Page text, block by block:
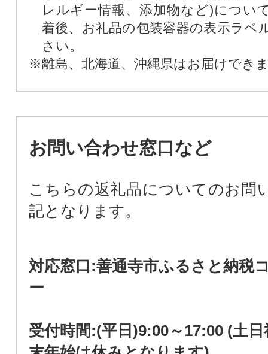
レルギー情報、添加物など)につい
着後、お礼品の包装容器の表示ラベ
さい。
※離島、北海道、沖縄県はお届けでき
お問い合わせ窓口など
こちらの返礼品についてのお問
記となります。
対応窓口:善通寺市ふるさと納税
ー
受付時間:(平日)9:00～17:00 (土